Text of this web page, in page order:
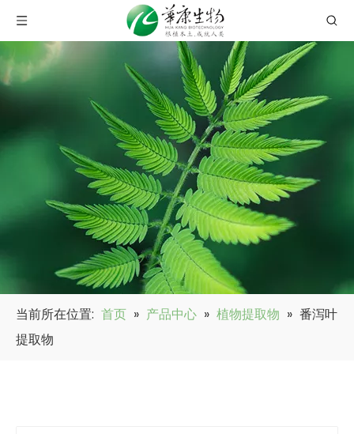
当前所在位置: 首页 » 产品中心 » 植物提取物 » 番泻叶
提取物